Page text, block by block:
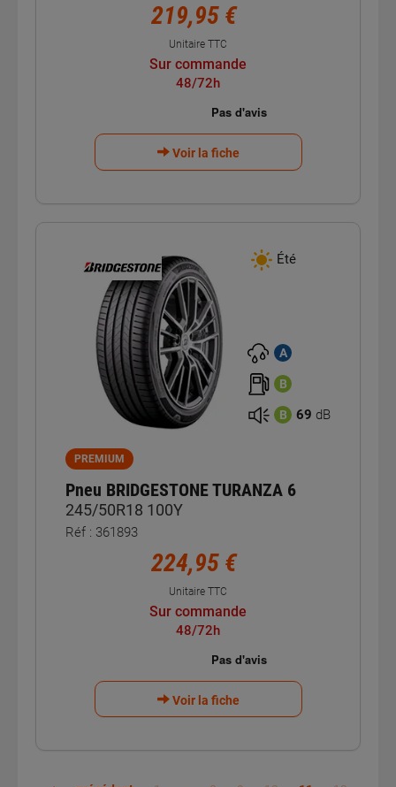
219,95 €
Unitaire TTC
Sur commande
48/72h
Voir la fiche
Été
A
B
B 69 dB
PREMIUM
Pneu BRIDGESTONE TURANZA 6
245/50R18 100Y
Réf : 361893
224,95 €
Unitaire TTC
Sur commande
48/72h
Voir la fiche